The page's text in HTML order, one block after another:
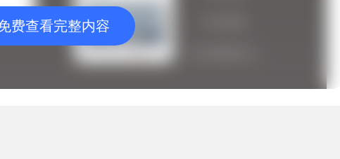
费查看完整内容